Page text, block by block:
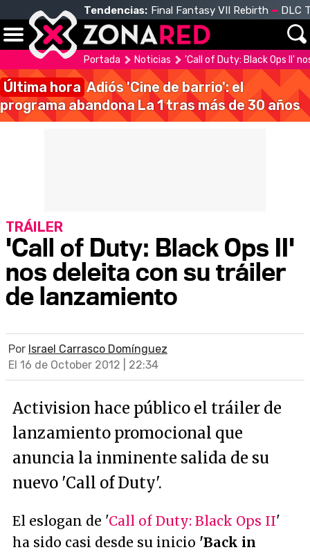
Tendencias: Final Fantasy VII Rebirth DLC
Portada Noticias 'Call of Duty: Black Ops II'
Última hora Adiós 'Cine de barrio': el
programa abandona La 1 tras más de 30 años
'Call of Duty: Black Ops II'
nos deleita con su tráiler
de lanzamiento
TRÁILER
Por Israel Carrasco Domínguez
El 16 de October 2012 | 22:34
Activision hace público el tráiler de
lanzamiento promocional que
anuncia la inminente salida de su
nuevo 'Call of Duty'.
El eslogan de 'Call of Duty: Black Ops II'
ha sido casi desde su inicio 'Back in